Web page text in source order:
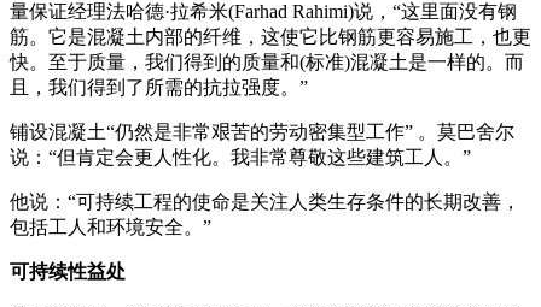
量保证经理法哈德·拉希米(Farhad Rahimi)说，“这里面没有钢
筋。它是混凝土内部的纤维，这使它比钢筋更容易施工，也更
快。至于质量，我们得到的质量和(标准)混凝土是一样的。而
且，我们得到了所需的抗拉强度。”
铺设混凝土“仍然是非常艰苦的劳动密集型工作” 。莫巴舍尔
说：“但肯定会更人性化。我非常尊敬这些建筑工人。”
他说：“可持续工程的使命是关注人类生存条件的长期改善，
包括工人和环境安全。”
可持续性益处